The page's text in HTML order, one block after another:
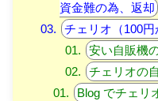
資金難の為、返却
チェリオ（100円
安い自販機
チェリオの
Blog でチェリ